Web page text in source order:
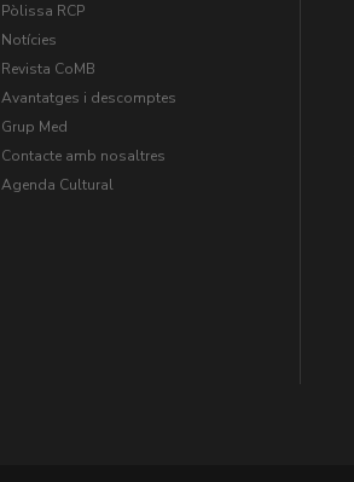
Pòlissa RCP
Notícies
Revista CoMB
Avantatges i descomptes
Grup Med
Contacte amb nosaltres
Agenda Cultural